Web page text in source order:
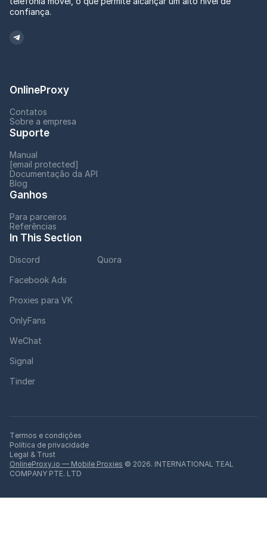
confiança.
OnlineProxy
Contatos
Sobre a empresa
Suporte
Manual
[email protected]
Documentação da API
Blog
Ganhos
Para parceiros
Referências
In This Section
Discord
Facebook Ads
Proxies para VK
OnlyFans
WeChat
Signal
Tinder
Quora
Termos e condições
Política de privacidade
Legal & Trust
OnlineProxy.io — Mobile Proxies © 2026. INTERNATIONAL TEAL
COMPANY PTE. LTD